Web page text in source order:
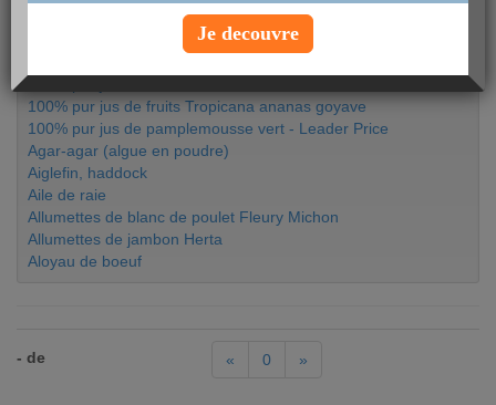
100% pur jus de fruits Tropicana ananas goyave
100% pur jus de pamplemousse vert - Leader Price
Agar-agar (algue en poudre)
Aiglefin, haddock
Aile de raie
Allumettes de blanc de poulet Fleury Michon
Allumettes de jambon Herta
Aloyau de boeuf
- de « 0 »
Je decouvre